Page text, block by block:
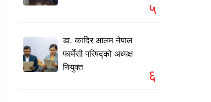
५
डा. कादिर आलम नेपाल
फार्मेसी परिषद्को अध्यक्ष
नियुक्त
६